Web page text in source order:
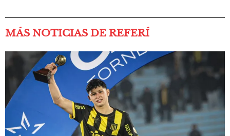
MÁS NOTICIAS DE REFERÍ